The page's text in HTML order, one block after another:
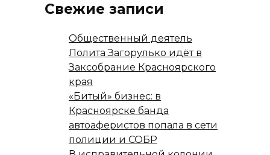
Свежие записи
Общественный деятель
Лолита Загорулько идёт в
Заксобрание Красноярского
края
«Битый» бизнес: в
Красноярске банда
автоаферистов попала в сети
полиции и СОБР